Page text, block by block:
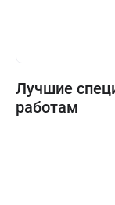
Лучшие
работам